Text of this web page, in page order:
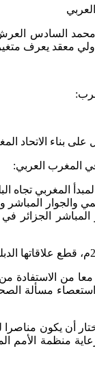
محمد السادس
معقد يعرف
بناء الاتحاد
المغرب العربي:
المغربي
والجوار
المباشر
من الاستفادة من
استعصاء
أن يكون مناصرا